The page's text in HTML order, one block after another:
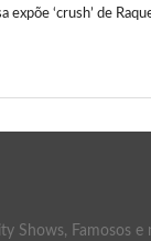
expõe ‘crush’ de
Shows, Famosos e